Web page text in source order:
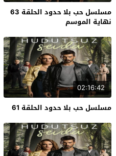
مسلسل حب بلا حدود الحلقة 63
نهاية الموسم
02:16:42
مسلسل حب بلا حدود الحلقة 61